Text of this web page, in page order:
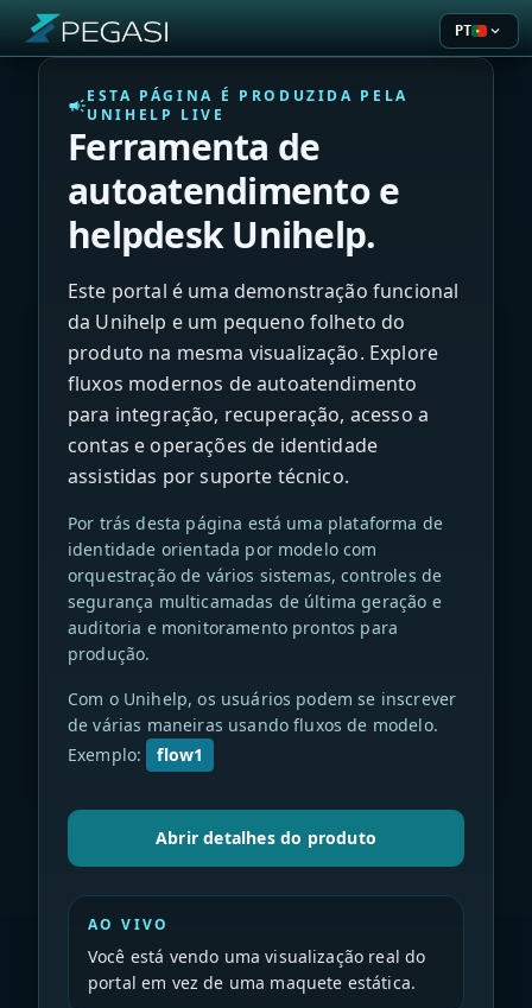
PT expand_more
Current
campaignESTA PÁGINA É PRODUZIDA PELA
UNIHELP LIVE
Ferramenta de
autoatendimento e
helpdesk Unihelp.
Este portal é uma demonstração funcional
da Unihelp e um pequeno folheto do
produto na mesma visualização. Explore
fluxos modernos de autoatendimento
para integração, recuperação, acesso a
contas e operações de identidade
assistidas por suporte técnico.
Por trás desta página está uma plataforma de
identidade orientada por modelo com
orquestração de vários sistemas, controles de
segurança multicamadas de última geração e
auditoria e monitoramento prontos para
produção.
Com o Unihelp, os usuários podem se inscrever
de várias maneiras usando fluxos de modelo.
Exemplo:
flow1
Abrir detalhes do produto
AO VIVO
Você está vendo uma visualização real do
portal em vez de uma maquete estática.